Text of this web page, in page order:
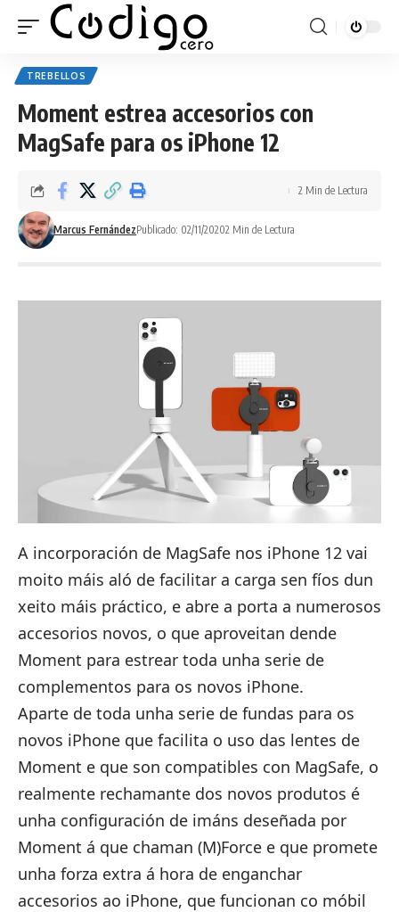
TREBELLOS
Moment estrea accesorios con
MagSafe para os iPhone 12
Marcus FernándezPublicado: 02/11/20202 Min de Lectura
2 Min de Lectura
A incorporación de MagSafe nos iPhone 12 vai
moito máis aló de facilitar a carga sen fíos dun
xeito máis práctico, e abre a porta a numerosos
accesorios novos, o que aproveitan dende
Moment para estrear toda unha serie de
complementos para os novos iPhone.
Aparte de toda unha serie de fundas para os
novos iPhone que facilita o uso das lentes de
Moment e que son compatibles con MagSafe, o
realmente rechamante dos novos produtos é
unha configuración de imáns deseñada por
Moment á que chaman (M)Force e que promete
unha forza extra á hora de enganchar
accesorios ao iPhone, que funcionan co móbil